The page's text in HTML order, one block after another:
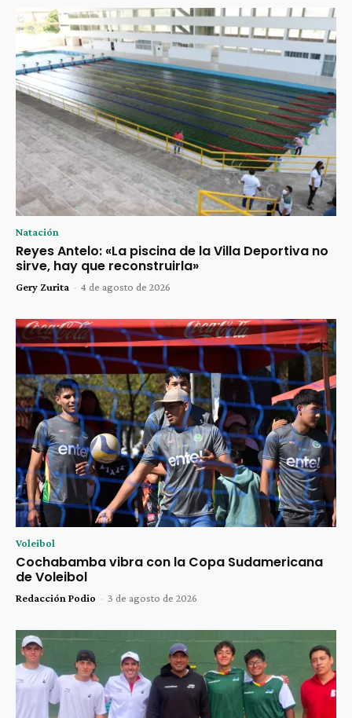
Natación
Reyes Antelo: «La piscina de la Villa Deportiva no
sirve, hay que reconstruirla»
Gery Zurita - 4 de agosto de 2026
Voleibol
Cochabamba vibra con la Copa Sudamericana
de Voleibol
Redacción Podio - 3 de agosto de 2026